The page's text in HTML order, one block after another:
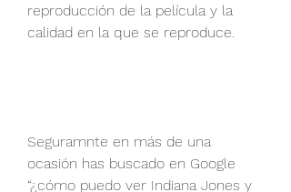
reproducción de la película y la
calidad en la que se reproduce.
Seguramnte en más de una
ocasión has buscado en Google
“¿cómo puedo ver Indiana Jones y